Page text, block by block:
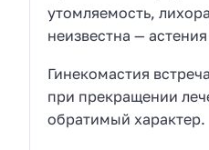
утомляемость,
неизвестна — астения
Гинекомастия
при прекращении
обратимый характер.